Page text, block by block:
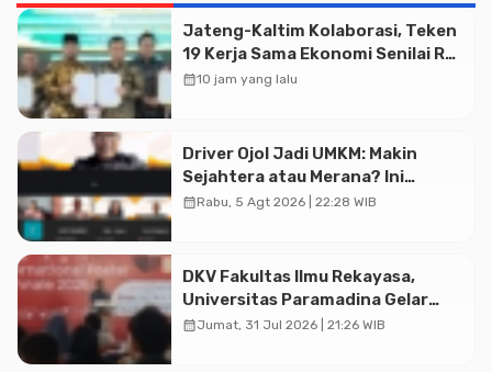
Advertisment
Jateng-Kaltim Kolaborasi, Teken
19 Kerja Sama Ekonomi Senilai Rp
20,2 Triliun
calendar_month10 jam yang lalu
Driver Ojol Jadi UMKM: Makin
Sejahtera atau Merana? Ini
Temuan Diskusi Paramadina
calendar_monthRabu, 5 Agt 2026 | 22:28 WIB
DKV Fakultas Ilmu Rekayasa,
Universitas Paramadina Gelar
Diskusi Desain
calendar_monthJumat, 31 Jul 2026 | 21:26 WIB